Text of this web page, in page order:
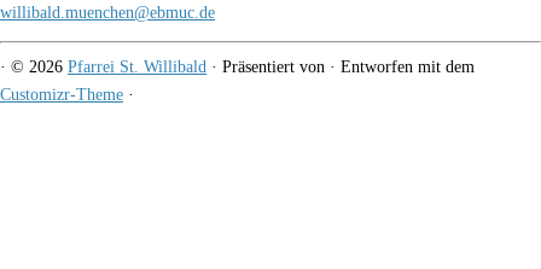
willibald.muenchen@ebmuc.de
· © 2026 Pfarrei St. Willibald · Präsentiert von · Entworfen mit dem
Customizr-Theme ·